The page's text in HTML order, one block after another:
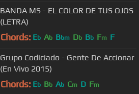
BANDA MS - EL COLOR DE TUS OJOS
(LETRA)
Chords: Eb Ab Bbm Db Bb Fm F
Grupo Codiciado - Gente De Accionar
(En Vivo 2015)
Chords: Eb Bb Ab Cm D Fm